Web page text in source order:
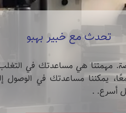
تحدث مع خبير بهبو
مهمتنا هي مساعدتك في
يمكننا مساعدتك في الوصول
أسرع. .